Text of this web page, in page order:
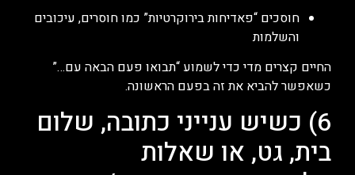
חוסכים “פאדיחות בירוקרטיות” כמו חוסרים, עיכובים
והשלמות
החיים קצרים מדי כדי לשמוע “תבואו פעם הבאה עם…”
כשאפשר להביא את זה בפעם הראשונה.
6) כשיש ענייני כתובה, שלום
בית, גט, או שאלות